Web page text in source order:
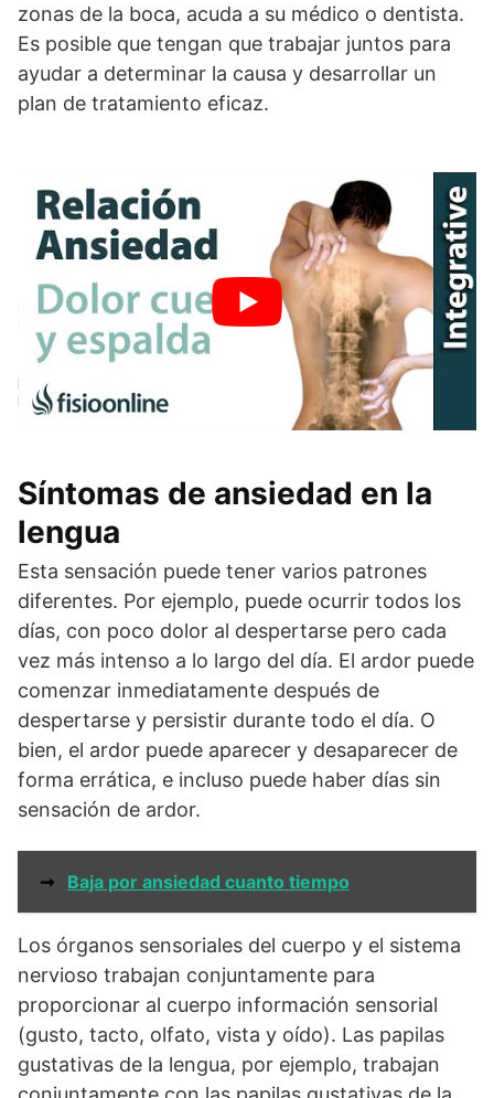
zonas de la boca, acuda a su médico o dentista.
Es posible que tengan que trabajar juntos para
ayudar a determinar la causa y desarrollar un
plan de tratamiento eficaz.
Síntomas de ansiedad en la
lengua
Esta sensación puede tener varios patrones
diferentes. Por ejemplo, puede ocurrir todos los
días, con poco dolor al despertarse pero cada
vez más intenso a lo largo del día. El ardor puede
comenzar inmediatamente después de
despertarse y persistir durante todo el día. O
bien, el ardor puede aparecer y desaparecer de
forma errática, e incluso puede haber días sin
sensación de ardor.
➞ Baja por ansiedad cuanto tiempo
Los órganos sensoriales del cuerpo y el sistema
nervioso trabajan conjuntamente para
proporcionar al cuerpo información sensorial
(gusto, tacto, olfato, vista y oído). Las papilas
gustativas de la lengua, por ejemplo, trabajan